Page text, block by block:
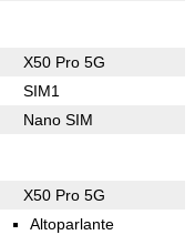
X50 Pro 5G
SIM1
Nano SIM
X50 Pro 5G
Altoparlante